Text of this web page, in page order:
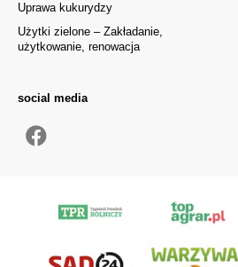
Uprawa kukurydzy
Użytki zielone – Zakładanie,
użytkowanie, renowacja
social media